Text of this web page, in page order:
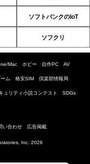
ソフトバンクのIoT
ソフクリ
Mac ホビー 自作PC AV
ム 格安SIM 倶楽部情報局
ュリティ小説コンテスト SDGs
い合わせ 広告掲載
Inc. 2026